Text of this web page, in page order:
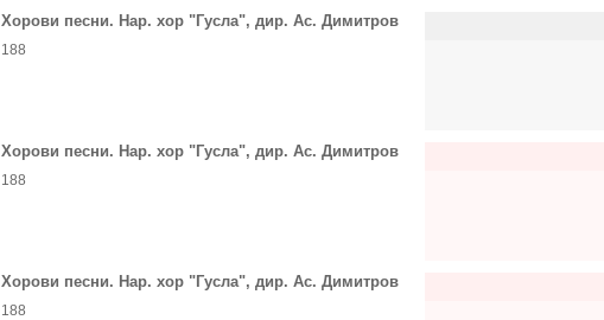
Хорови песни. Нар. хор "Гусла", дир. Ас. Димитров
188
Хорови песни. Нар. хор "Гусла", дир. Ас. Димитров
188
Хорови песни. Нар. хор "Гусла", дир. Ас. Димитров
188